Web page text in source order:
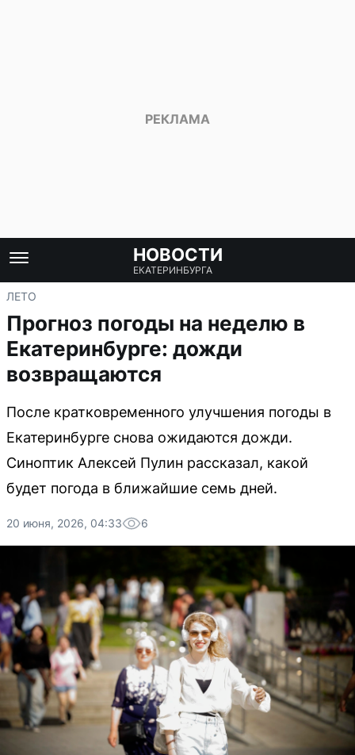
НОВОСТИ
ЕКАТЕРИНБУРГА
ЛЕТО
Прогноз погоды на неделю в
Екатеринбурге: дожди
возвращаются
После кратковременного улучшения погоды в
Екатеринбурге снова ожидаются дожди.
Синоптик Алексей Пулин рассказал, какой
будет погода в ближайшие семь дней.
20 июня, 2026, 04:33 6